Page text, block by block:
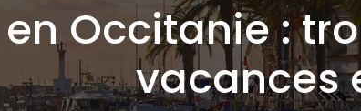
Occitanie :
vacances